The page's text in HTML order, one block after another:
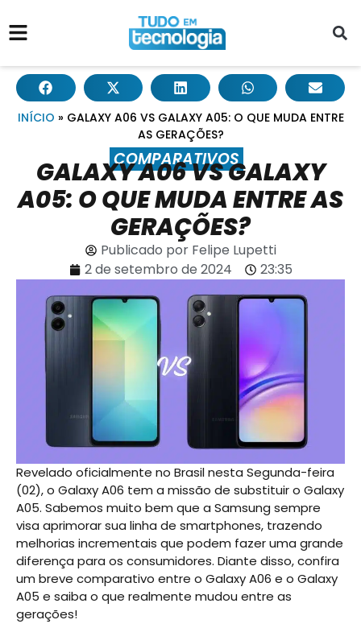
INÍCIO » GALAXY A06 VS GALAXY A05: O QUE MUDA ENTRE
AS GERAÇÕES?
COMPARATIVOS
GALAXY A06 VS GALAXY
A05: O QUE MUDA ENTRE AS
GERAÇÕES?
Publicado porFelipe Lupetti
2 de setembro de 2024
23:35
Revelado oficialmente no Brasil nesta Segunda-feira
(02), o Galaxy A06 tem a missão de substituir o Galaxy
A05. Sabemos muito bem que a Samsung sempre
visa aprimorar sua linha de smartphones, trazendo
melhorias incrementais que podem fazer uma grande
diferença para os consumidores. Diante disso, confira
um breve comparativo entre o Galaxy A06 e o Galaxy
A05 e saiba o que realmente mudou entre as
gerações!